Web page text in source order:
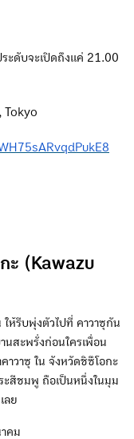
ระดับจะเปิดถึงแค่ 21.00
Tokyo
ะ (Kawazu
ห้รีบพุ่งตัวไปที่ คาวาซุกัน
นสะพรั่งก่อนใครเพื่อน
วาซุ ใน จังหวัดชิซึโอกะ
ะสีชมพู ถือเป็นหนึ่งในมุม
ลย
คม